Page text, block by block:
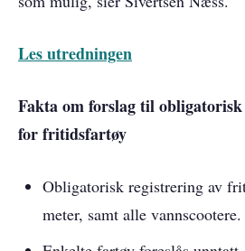
Les utredningen
Fakta om forslag til
for fritidsfartøy
Obligatorisk registrering av
meter, samt alle vannscootere.